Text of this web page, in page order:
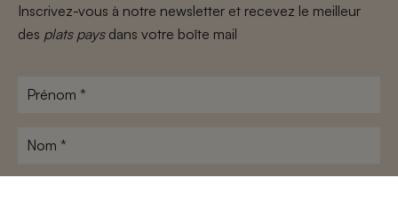
Inscrivez-vous à notre newsletter et recevez le meilleur
des plats paysdans votre boîte mail
Prénom
Nom